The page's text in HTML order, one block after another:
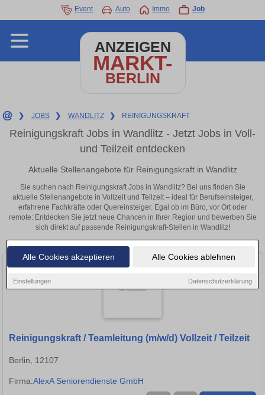
Alle Cookies akzeptieren Alle Cookies ablehnen
Einstellungen Datenschutzerklärung
Event Auto Immo Job
ANZEIGEN
MARKT-
BERLIN
❯ JOBS ❯ WANDLITZ ❯ REINIGUNGSKRAFT
Reinigungskraft Jobs in Wandlitz - Jetzt Jobs in Voll-
und Teilzeit entdecken
Aktuelle Stellenangebote für Reinigungskraft in Wandlitz
Sie suchen nach Reinigungskraft Jobs in Wandlitz? Bei uns finden Sie
aktuelle Stellenangebote in Vollzeit und Teilzeit – ideal für Berufseinsteiger,
erfahrene Fachkräfte oder Quereinsteiger. Egal ob im Büro, vor Ort oder
remote: Entdecken Sie jetzt neue Chancen in Ihrer Region und bewerben Sie
sich direkt auf passende Reinigungskraft-Stellen in Wandlitz!
Reinigungskraft / Teamleitung (m/w/d) Vollzeit / Teilzeit
Berlin, 12107
Firma:AlexA Seniorendienste GmbH